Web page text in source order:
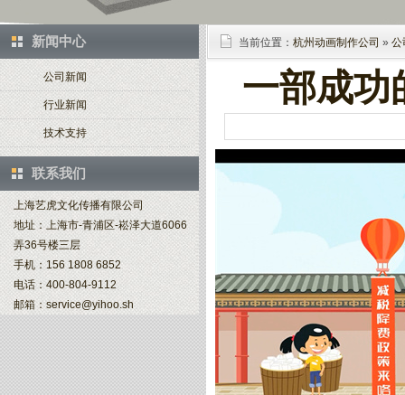
新闻中心
公司新闻
行业新闻
技术支持
联系我们
上海艺虎文化传播有限公司
地址：上海市-青浦区-崧泽大道6066
弄36号楼三层
手机：156 1808 6852
电话：400-804-9112
邮箱：service@yihoo.sh
当前位置： 杭州动画制作公司 » 公
一部成功